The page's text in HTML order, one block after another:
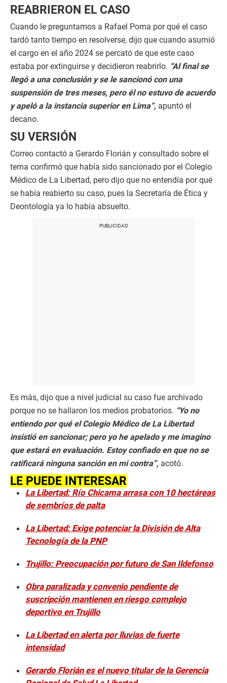
REABRIERON EL CASO
Cuando le preguntamos a Rafael Poma por qué el caso
tardó tanto tiempo en resolverse, dijo que cuando asumió
el cargo en el año 2024 se percató de que este caso
estaba por extinguirse y decidieron reabrirlo. “Al final se
llegó a una conclusión y se le sancionó con una
suspensión de tres meses, pero él no estuvo de acuerdo
y apeló a la instancia superior en Lima”, apuntó el
decano.
SU VERSIÓN
Correo contactó a Gerardo Florián y consultado sobre el
tema confirmó que había sido sancionado por el Colegio
Médico de La Libertad, pero dijo que no entendía por qué
se había reabierto su caso, pues la Secretaría de Ética y
Deontología ya lo había absuelto.
Es más, dijo que a nivel judicial su caso fue archivado
porque no se hallaron los medios probatorios. “Yo no
entiendo por qué el Colegio Médico de La Libertad
insistió en sancionar; pero yo he apelado y me imagino
que estará en evaluación. Estoy confiado en que no se
ratificará ninguna sanción en mi contra”, acotó.
LE PUEDE INTERESAR
La Libertad: Río Chicama arrasa con 10 hectáreas
de sembríos de palta
La Libertad: Exige potenciar la División de Alta
Tecnología de la PNP
Trujillo: Preocupación por futuro de San Ildefonso
Obra paralizada y convenio pendiente de
suscripción mantienen en riesgo complejo
deportivo en Trujillo
La Libertad en alerta por lluvias de fuerte
intensidad
Gerardo Florián es el nuevo titular de la Gerencia